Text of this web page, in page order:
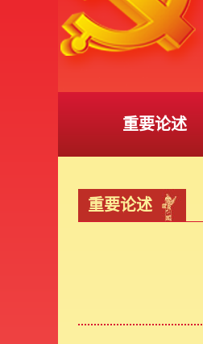
重要论述
重要论述